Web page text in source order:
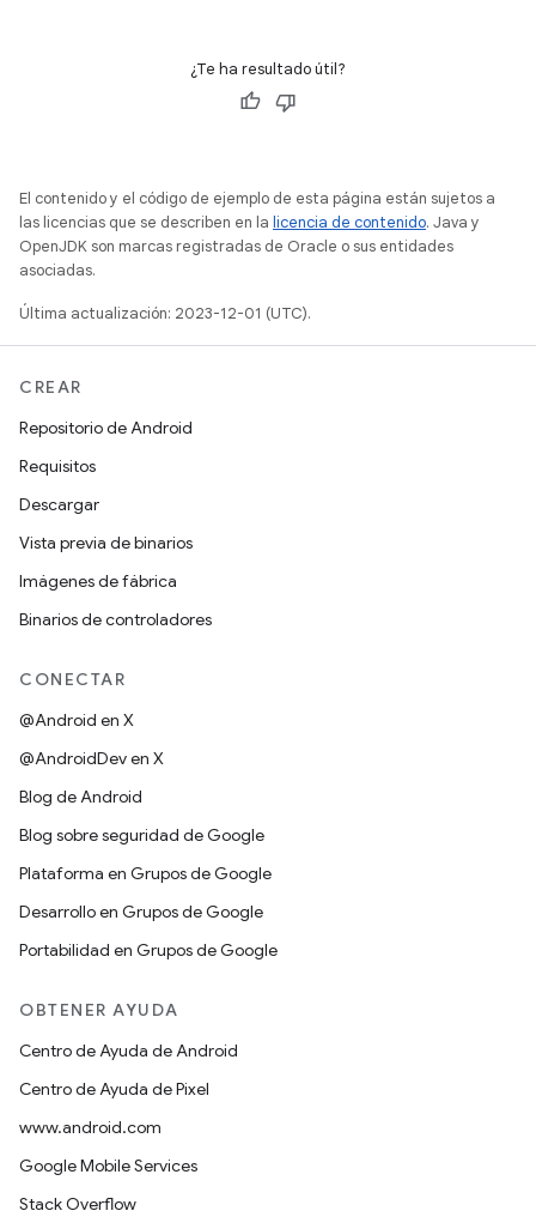
¿Te ha resultado útil?
El contenido y el código de ejemplo de esta página están sujetos a
las licencias que se describen en la licencia de contenido. Java y
OpenJDK son marcas registradas de Oracle o sus entidades
asociadas.
Última actualización: 2023-12-01 (UTC).
CREAR
Repositorio de Android
Requisitos
Descargar
Vista previa de binarios
Imágenes de fábrica
Binarios de controladores
CONECTAR
@Android en X
@AndroidDev en X
Blog de Android
Blog sobre seguridad de Google
Plataforma en Grupos de Google
Desarrollo en Grupos de Google
Portabilidad en Grupos de Google
OBTENER AYUDA
Centro de Ayuda de Android
Centro de Ayuda de Pixel
www.android.com
Google Mobile Services
Stack Overflow